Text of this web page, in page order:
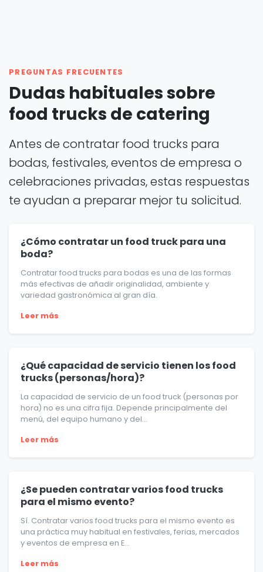
PREGUNTAS FRECUENTES
Dudas habituales sobre
food trucks de catering
Antes de contratar food trucks para
bodas, festivales, eventos de empresa o
celebraciones privadas, estas respuestas
te ayudan a preparar mejor tu solicitud.
¿Cómo contratar un food truck para una
boda?
Contratar food trucks para bodas es una de las formas
más efectivas de añadir originalidad, ambiente y
variedad gastronómica al gran día.
Leer más
¿Qué capacidad de servicio tienen los food
trucks (personas/hora)?
La capacidad de servicio de un food truck (personas por
hora) no es una cifra fija. Depende principalmente del
menú, del equipo humano y del...
Leer más
¿Se pueden contratar varios food trucks
para el mismo evento?
Sí. Contratar varios food trucks para el mismo evento es
una práctica muy habitual en festivales, ferias, mercados
y eventos de empresa en E...
Leer más